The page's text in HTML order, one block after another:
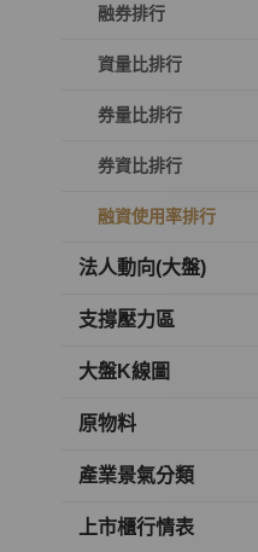
融券排行
資量比排行
券量比排行
券資比排行
融資使用率排行
法人動向(大盤)
支撐壓力區
大盤K線圖
原物料
產業景氣分類
上市櫃行情表